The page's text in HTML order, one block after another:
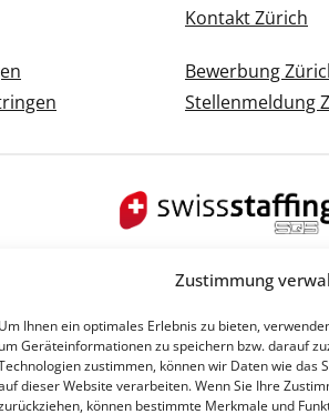
Zustimmung
Um Ihnen ein optimales Erlebnis zu bieten,
um Geräteinformationen zu speichern bzw. darauf
zustimmen, können wir Daten wie das
dieser Website verarbeiten. Wenn Sie Ihre
können bestimmte Merkmale und
Kontakt Zürich
Bewerbung
Stellenmeldung